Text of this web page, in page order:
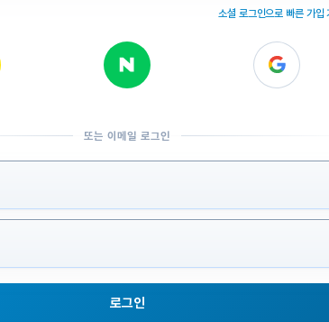
소셜 로그인으로 빠른 가입
또는 이메일 로그인
로그인